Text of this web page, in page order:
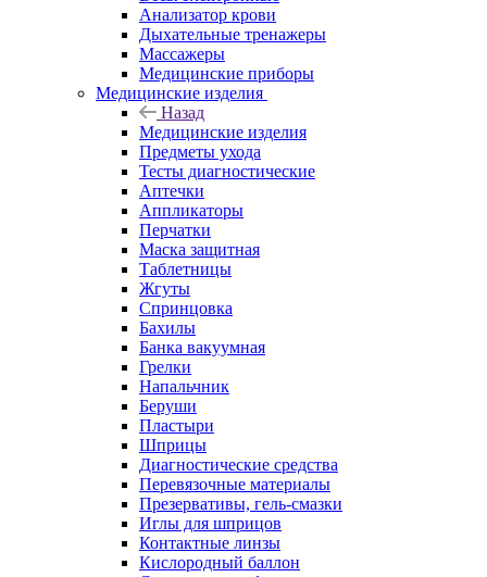
Анализатор крови
Дыхательные тренажеры
Массажеры
Медицинские приборы
Медицинские изделия
Назад
Медицинские изделия
Предметы ухода
Тесты диагностические
Аптечки
Аппликаторы
Перчатки
Маска защитная
Таблетницы
Жгуты
Спринцовка
Бахилы
Банка вакуумная
Грелки
Напальчник
Беруши
Пластыри
Шприцы
Диагностические средства
Перевязочные материалы
Презервативы, гель-смазки
Иглы для шприцов
Контактные линзы
Кислородный баллон